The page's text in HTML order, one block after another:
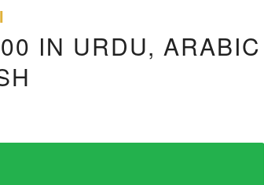
IN URDU, ARABIC